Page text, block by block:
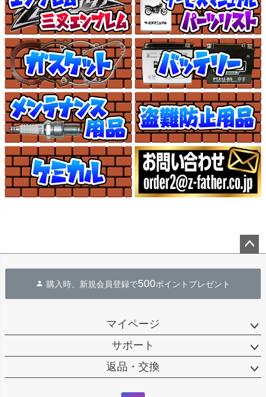
へ
購入時、新規会員登録で500ポイントプレゼント
マイページ
サポート
返品・交換